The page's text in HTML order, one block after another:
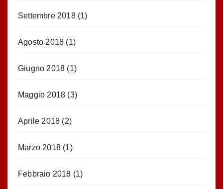
Settembre 2018(1)
Agosto 2018 (1)
Giugno 2018 (1)
Maggio 2018 (3)
Aprile 2018 (2)
Marzo 2018 (1)
Febbraio 2018 (1)